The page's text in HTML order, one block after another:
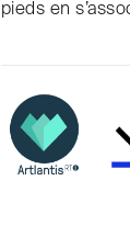
pieds en